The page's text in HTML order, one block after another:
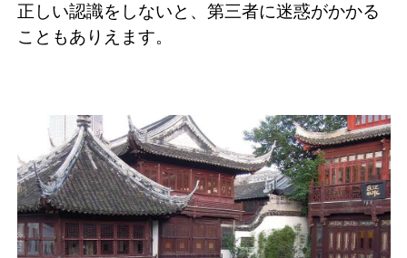
正しい認識をしないと、第三者に迷惑がかかる
こともありえます。